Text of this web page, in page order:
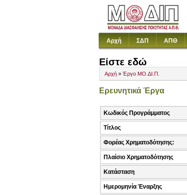
Αρχή ΣΔΠ ΑΠΘ
Είστε εδώ
Αρχή » Έργο ΜΟ.ΔΙ.Π.
Ερευνητικά Έργα
Κωδικός Προγράμματος
Τίτλος
Φορέας Χρηματοδότησης:
Πλαίσιο Χρηματοδότησης
Κατάσταση
Ημερομηνία Έναρξης